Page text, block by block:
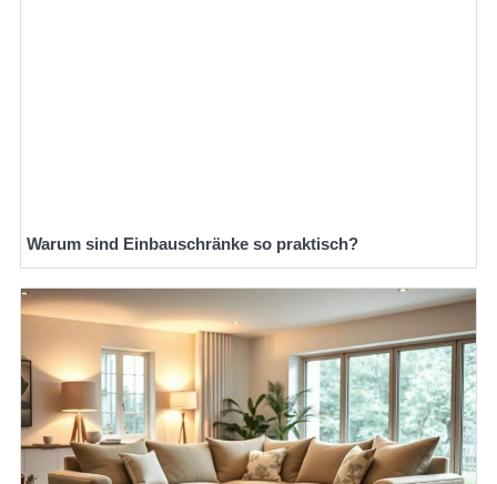
Warum sind Einbauschränke so praktisch?